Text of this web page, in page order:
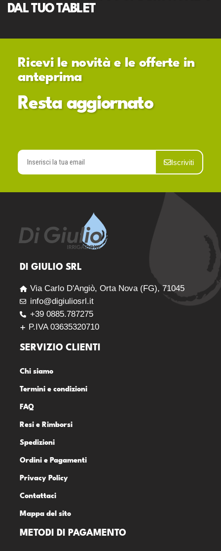
DAL TUO TABLET
Ricevi le novità e le offerte in
anteprima
Resta aggiornato
Iscriviti
DI GIULIO SRL
Via Carlo D'Angiò, Orta Nova (FG), 71045
info@digiuliosrl.it
+39 0885.787275
P.IVA 03635320710
SERVIZIO CLIENTI
Chi siamo
Termini e condizioni
FAQ
Resi e Rimborsi
Spedizioni
Ordini e Pagamenti
Privacy Policy
Contattaci
Mappa del sito
METODI DI PAGAMENTO